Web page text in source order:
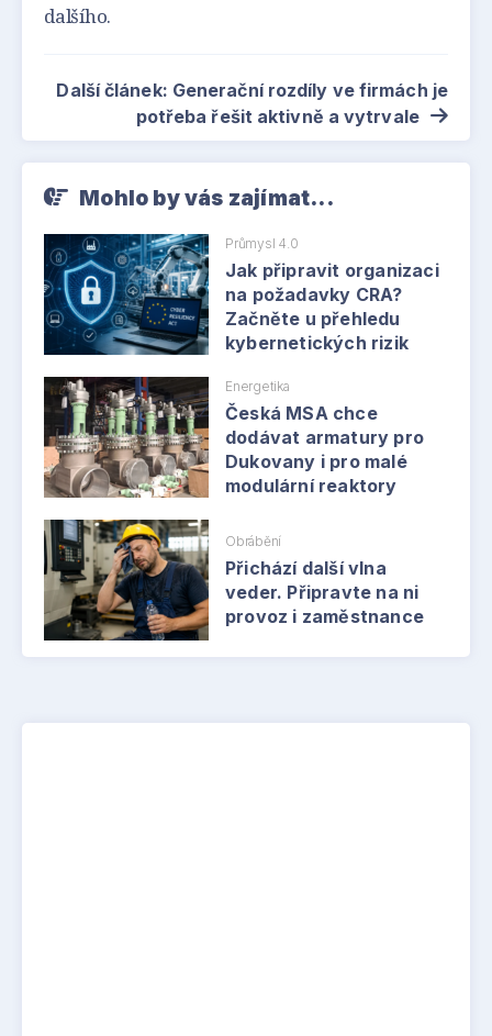
dalšího.
Další článek: Generační rozdíly ve firmách je
potřeba řešit aktivně a vytrvale
Mohlo by vás zajímat...
Průmysl 4.0
Jak připravit organizaci
na požadavky CRA?
Začněte u přehledu
kybernetických rizik
Energetika
Česká MSA chce
dodávat armatury pro
Dukovany i pro malé
modulární reaktory
Obrábění
Přichází další vlna
veder. Připravte na ni
provoz i zaměstnance